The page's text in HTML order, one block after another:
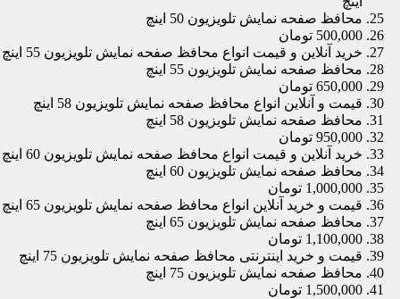
محافظ صفحه نمایش تلویزیون 50 اینچ
500,000 تومان
خرید آنلاین و قیمت انواع محافظ صفحه نمایش تلویزیون 55 اینچ
محافظ صفحه نمایش تلویزیون 55 اینچ
650,000 تومان
قیمت و آنلاین انواع محافظ صفحه نمایش تلویزیون 58 اینچ
محافظ صفحه نمایش تلویزیون 58 اینچ
950,000 تومان
خرید آنلاین و قیمت انواع محافظ صفحه نمایش تلویزیون 60 اینچ
محافظ صفحه نمایش تلویزیون 60 اینچ
1,000,000 تومان
قیمت و خرید آنلاین انواع محافظ صفحه نمایش تلویزیون 65 اینچ
محافظ صفحه نمایش تلویزیون 65 اینچ
1,100,000 تومان
قیمت و خرید اینترنتی محافظ صفحه نمایش تلویزیون 75 اینچ
محافظ صفحه نمایش تلویزیون 75 اینچ
1,500,000 تومان